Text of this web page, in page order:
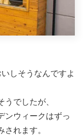
しそうなんですよ
うでしたが、
ンウィークはずっ
されます。